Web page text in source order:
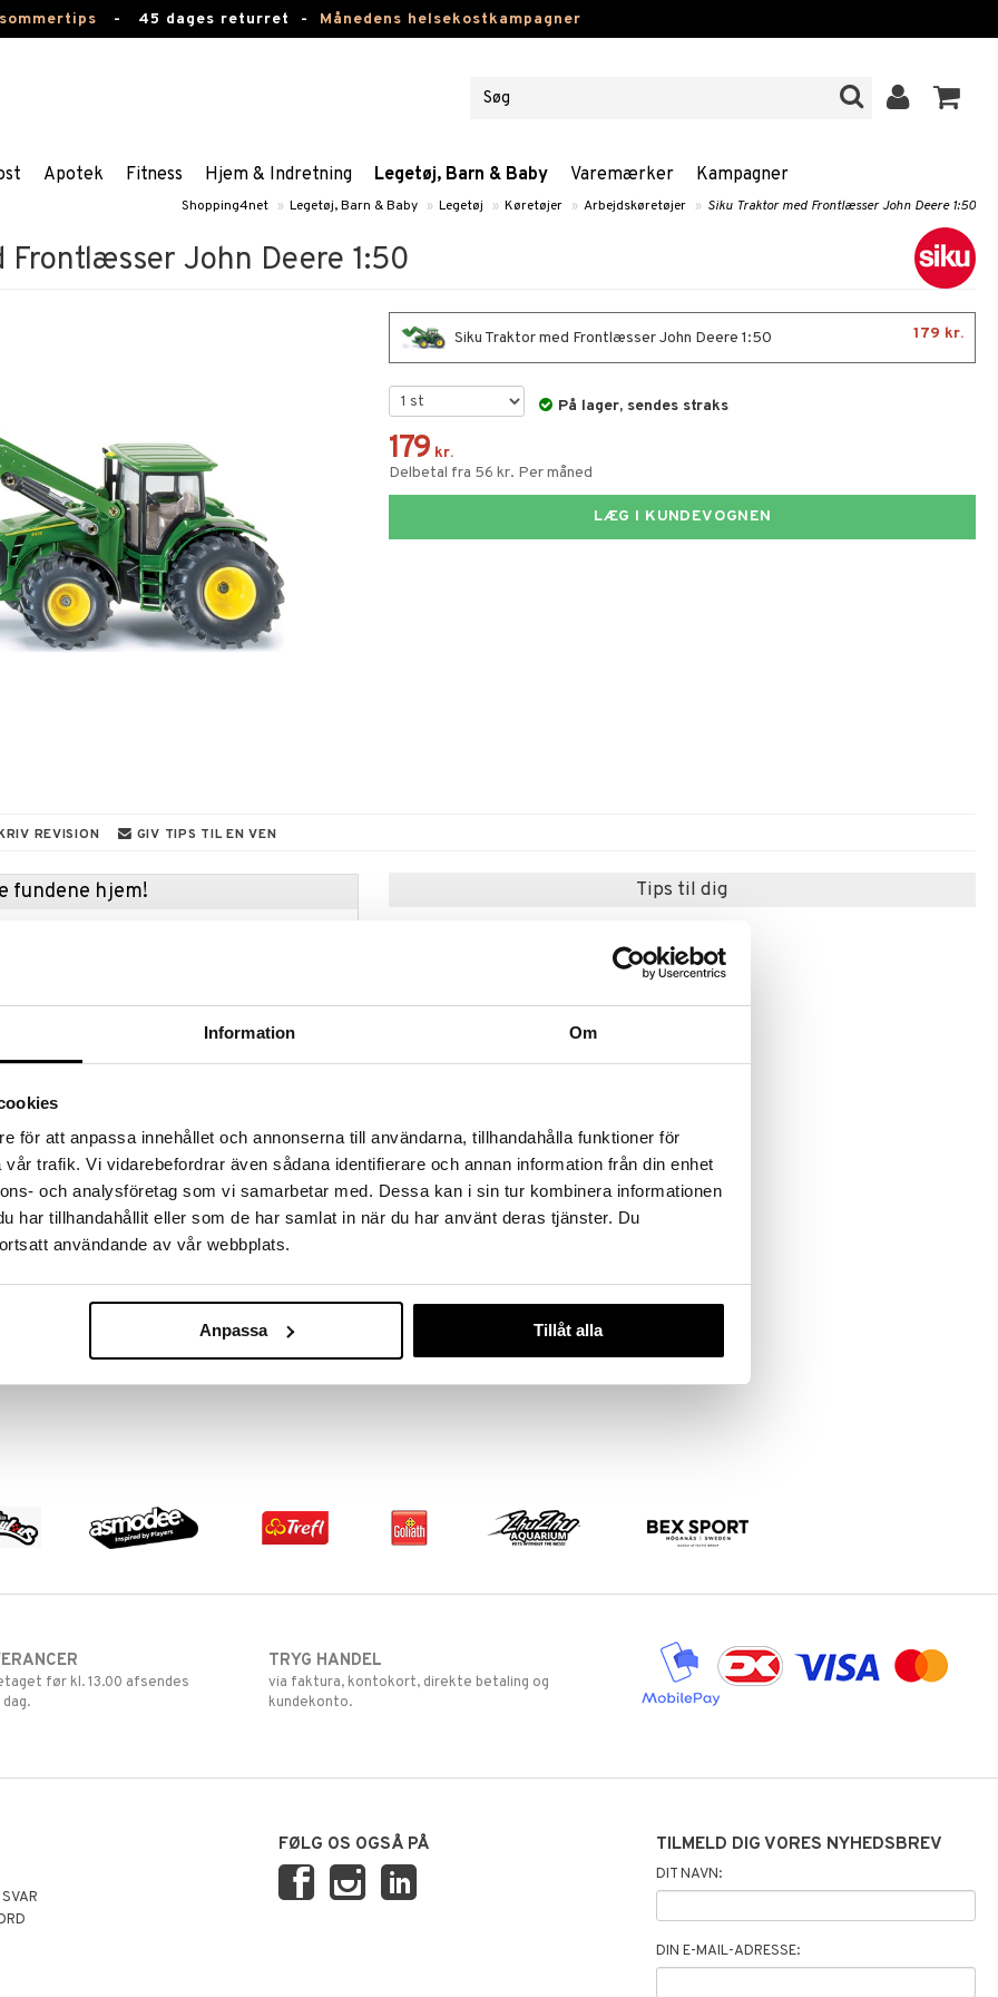
Information Om
för att anpassa innehållet och annonserna till användarna, tillhandahålla funktioner för
trafik. Vi vidarebefordrar även sådana identifierare och annan information från din enhet
och analysföretag som vi samarbetar med. Dessa kan i sin tur kombinera informationen
har tillhandahållit eller som de har samlat in när du har använt deras tjänster. Du
användande av vår webbplats.
Anpassa Tillåt alla
- 45 dages returret - Månedens helsekostkampagner
Apotek Fitness Hjem & Indretning Legetøj, Barn & Baby Varemærker Kampagner
Shopping4net » Legetøj, Barn & Baby » Legetøj » Køretøjer » Arbejdskøretøjer » Siku Traktor med Frontlæsser John Deere 1:50
Frontlæsser John Deere 1:50
Siku Traktor med Frontlæsser John Deere 1:50 179 kr.
På lager, sendes straks
179 kr.
Delbetal fra 56 kr. Per måned
LÆG I KUNDEVOGNEN
REVISION GIV TIPS TIL EN VEN
fundene hjem!
Deere 1:50 har bevægelig skovl og pendelarm.
x 6,6 cm. Anbefales ikke til børn under 3 år.
Tips til dig
SIKU John Deere
Skovtrailer 1:50
SIKU
239
før kl. 13.00 afsendes
TRYG HANDEL
via faktura, kontokort, direkte betaling og
kundekonto.
FØLG OS OGSÅ PÅ TILMELD DIG VORES NYHEDSBREV
DIT NAVN:
DIN E-MAIL-ADRESSE: